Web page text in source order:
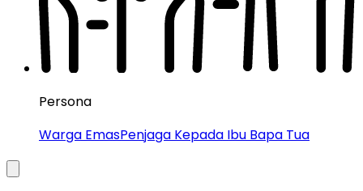
Persona
Warga EmasPenjaga Kepada Ibu Bapa Tua